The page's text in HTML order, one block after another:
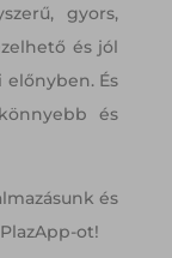
gyors,
és jól
előnyben. És
és
és
ot!